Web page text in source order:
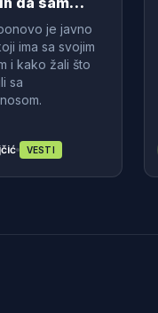
sa njim"
je javno
ima sa svojim
i kako žali što
sa
VESTI